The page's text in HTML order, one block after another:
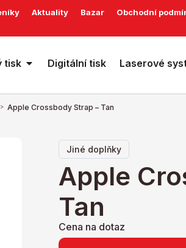
Aktuality Bazar
Obchodní
tisk Digitální tisk Laserové
> Apple Crossbody Strap – Tan
Jiné doplňky
Apple
Tan
Cena na dotaz